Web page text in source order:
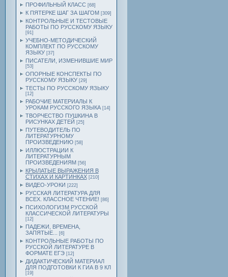
ПРОФИЛЬНЫЙ КЛАСС [68]
К ПЯТЕРКЕ ШАГ ЗА ШАГОМ [309]
КОНТРОЛЬНЫЕ И ТЕСТОВЫЕ
РАБОТЫ ПО РУССКОМУ ЯЗЫКУ
[91]
УЧЕБНО-МЕТОДИЧЕСКИЙ
КОМПЛЕКТ ПО РУССКОМУ
ЯЗЫКУ [37]
ПИСАТЕЛИ, ИЗМЕНИВШИЕ МИР
[53]
ОПОРНЫЕ КОНСПЕКТЫ ПО
РУССКОМУ ЯЗЫКУ [29]
ТЕСТЫ ПО РУССКОМУ ЯЗЫКУ
[12]
РАБОЧИЕ МАТЕРИАЛЫ К
УРОКАМ РУССКОГО ЯЗЫКА [14]
ТВОРЧЕСТВО ПУШКИНА В
РИСУНКАХ ДЕТЕЙ [25]
ПУТЕВОДИТЕЛЬ ПО
ЛИТЕРАТУРНОМУ
ПРОИЗВЕДЕНИЮ [58]
ИЛЛЮСТРАЦИИ К
ЛИТЕРАТУРНЫМ
ПРОИЗВЕДЕНИЯМ [56]
КРЫЛАТЫЕ ВЫРАЖЕНИЯ В
СТИХАХ И КАРТИНКАХ [210]
ВИДЕО-УРОКИ [222]
РУССКАЯ ЛИТЕРАТУРА ДЛЯ
ВСЕХ. КЛАССНОЕ ЧТЕНИЕ! [86]
ПСИХОЛОГИЗМ РУССКОЙ
КЛАССИЧЕСКОЙ ЛИТЕРАТУРЫ
[12]
ПАДЕЖИ, ВРЕМЕНА,
ЗАПЯТЫЕ...
[6]
КОНТРОЛЬНЫЕ РАБОТЫ ПО
РУССКОЙ ЛИТЕРАТУРЕ В
ФОРМАТЕ ЕГЭ [12]
ДИДАКТИЧЕСКИЙ МАТЕРИАЛ
ДЛЯ ПОДГОТОВКИ К ГИА В 9 КЛ
[19]